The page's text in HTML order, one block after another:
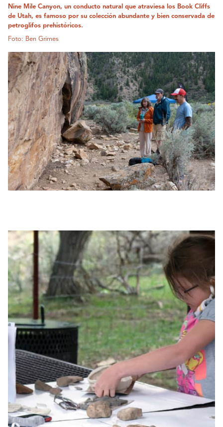
Nine Mile Canyon, un conducto natural que atraviesa los Book Cliffs
de Utah, es famoso por su colección abundante y bien conservada de
petroglifos prehistóricos.
Foto: Ben Grimes